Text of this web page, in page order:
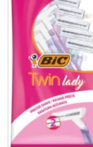
Sex och lust (3)
Händer och fötter (63)
Hudvård (163)
Hårvård (169)
Intim och underliv
✓ Ansiktsvård (97)
✓ Kost och hälsa (48)
Intimrakning (5)
Tester (3)